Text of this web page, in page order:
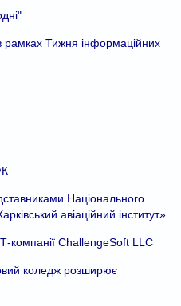
рамках Тижня інформаційних
Національного
авіаційний інститут»
компанії ChallengeSoft LLC
коледж розширює